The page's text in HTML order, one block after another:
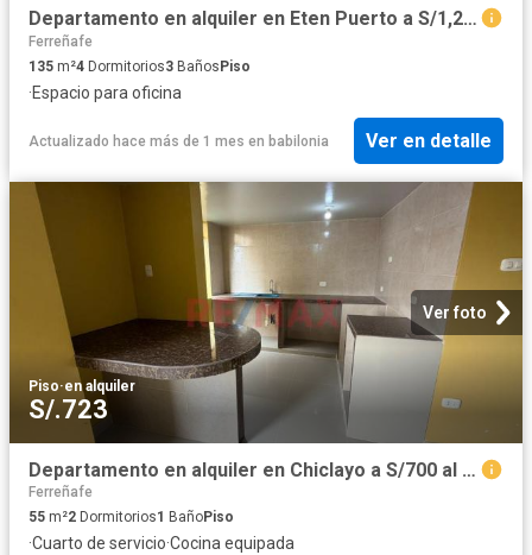
Departamento en alquiler en Eten Puerto a S/1,200 al mes
Ferreñafe
135 m²4 Dormitorios3 BañosPiso
·Espacio para oficina
Actualizado hace más de 1 mes en babilonia Ver en detalle
Ver foto
Piso·en alquiler
S/.723
Departamento en alquiler en Chiclayo a S/700 al mes
Ferreñafe
55 m²2 Dormitorios1 BañoPiso
·Cuarto de servicio·Cocina equipada